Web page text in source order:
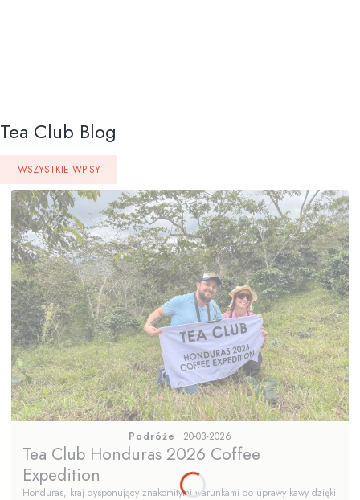
Tea Club Blog
WSZYSTKIE WPISY
Podróże 20-03-2026
Tea Club Honduras 2026 Coffee
Expedition
Honduras, kraj dysponujący znakomitymi warunkami do uprawy kawy dzięki